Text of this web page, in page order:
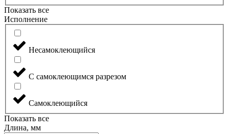
Показать все
Исполнение
Несамоклеющийся
С самоклеющимся разрезом
Самоклеющийся
Показать все
Длина, мм